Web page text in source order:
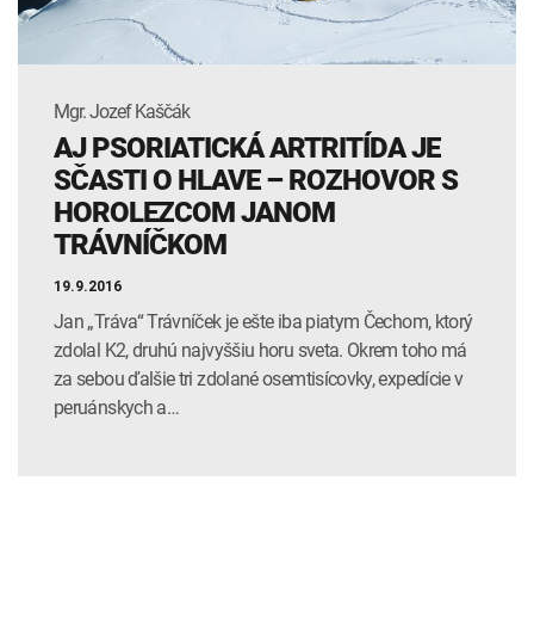
Mgr. Jozef Kaščák
AJ PSORIATICKÁ ARTRITÍDA JE
SČASTI O HLAVE – ROZHOVOR S
HOROLEZCOM JANOM
TRÁVNÍČKOM
19.9.2016
Jan „Tráva“ Trávníček je ešte iba piatym Čechom, ktorý
zdolal K2, druhú najvyššiu horu sveta. Okrem toho má
za sebou ďalšie tri zdolané osem­tisícovky, expedície v
peruánskych a…